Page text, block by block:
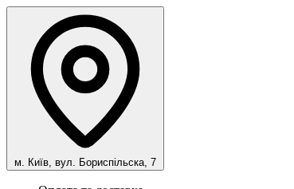
м. Київ, вул. Бориспільска, 7